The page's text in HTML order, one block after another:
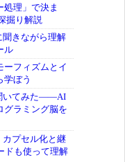
処理」で決ま
掘り解説
聞きながら理解
ル
ーフィズムとイ
学ぼう
いてみた――AI
グラミング脳を
カプセル化と継
ドも使って理解